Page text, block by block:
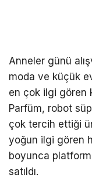
Anneler günü
moda ve küçük
en çok ilgi gören
Parfüm, robot
çok tercih ettiği
yoğun ilgi gören
boyunca
satıldı.